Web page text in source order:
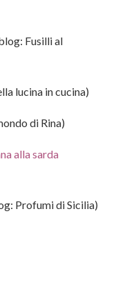
Fusilli al
lucina in cucina)
di Rina)
alla sarda
Profumi di Sicilia)